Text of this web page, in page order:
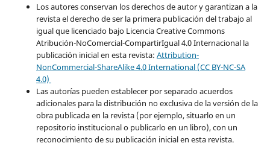
Los autores conservan los derechos de autor y garantizan a la
revista el derecho de ser la primera publicación del trabajo al
igual que licenciado bajo Licencia Creative Commons
Atribución-NoComercial-CompartirIgual 4.0 Internacional la
publicación inicial en esta revista: Attribution-
NonCommercial-ShareAlike 4.0 International (CC BY-NC-SA
4.0)
Las autorías pueden establecer por separado acuerdos
adicionales para la distribución no exclusiva de la versión de la
obra publicada en la revista (por ejemplo, situarlo en un
repositorio institucional o publicarlo en un libro), con un
reconocimiento de su publicación inicial en esta revista.